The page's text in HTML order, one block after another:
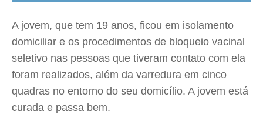
A jovem, que tem 19 anos, ficou em isolamento
domiciliar e os procedimentos de bloqueio vacinal
seletivo nas pessoas que tiveram contato com ela
foram realizados, além da varredura em cinco
quadras no entorno do seu domicílio. A jovem está
curada e passa bem.